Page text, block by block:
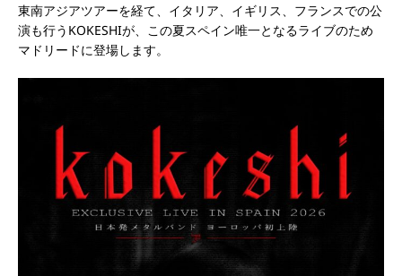
東南アジアツアーを経て、イタリア、イギリス、フランスでの公
演も行うKOKESHIが、この夏スペイン唯一となるライブのため
マドリードに登場します。